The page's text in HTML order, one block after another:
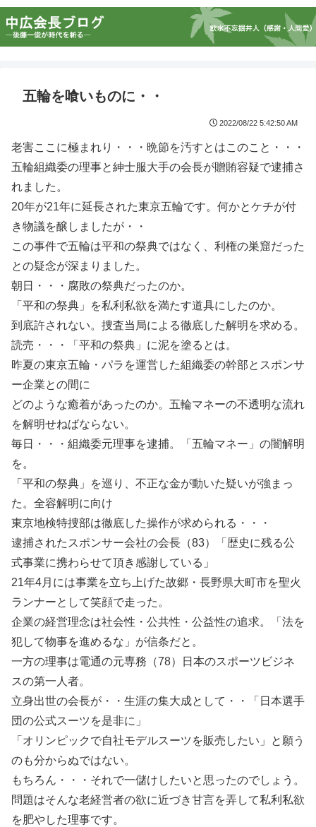
五輪を喰いものに・・
2022/08/22 5:42:50 AM
老害ここに極まれり・・・晩節を汚すとはこのこと・・・
五輪組織委の理事と紳士服大手の会長が贈賄容疑で逮捕さ
れました。
20年が21年に延長された東京五輪です。何かとケチが付
き物議を醸しましたが・・
この事件で五輪は平和の祭典ではなく、利権の巣窟だった
との疑念が深まりました。
朝日・・・腐敗の祭典だったのか。
「平和の祭典」を私利私欲を満たす道具にしたのか。
到底許されない。捜査当局による徹底した解明を求める。
読売・・・「平和の祭典」に泥を塗るとは。
昨夏の東京五輪・パラを運営した組織委の幹部とスポンサ
ー企業との間に
どのような癒着があったのか。五輪マネーの不透明な流れ
を解明せねばならない。
毎日・・・組織委元理事を逮捕。「五輪マネー」の闇解明
を。
「平和の祭典」を巡り、不正な金が動いた疑いが強まっ
た。全容解明に向け
東京地検特捜部は徹底した操作が求められる・・・
逮捕されたスポンサー会社の会長（83）「歴史に残る公
式事業に携わらせて頂き感謝している」
21年4月には事業を立ち上げた故郷・長野県大町市を聖火
ランナーとして笑顔で走った。
企業の経営理念は社会性・公共性・公益性の追求。「法を
犯して物事を進めるな」が信条だと。
一方の理事は電通の元専務（78）日本のスポーツビジネ
スの第一人者。
立身出世の会長が・・生涯の集大成として・・「日本選手
団の公式スーツを是非に」
「オリンピックで自社モデルスーツを販売したい」と願う
のも分からぬではない。
もちろん・・・それで一儲けしたいと思ったのでしょう。
問題はそんな老経営者の欲に近づき甘言を弄して私利私欲
を肥やした理事です。